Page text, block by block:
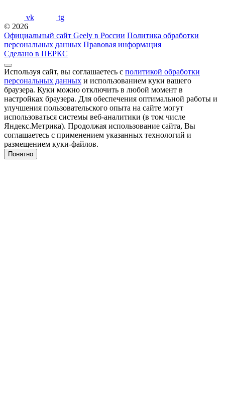
vk
tg
© 2026
Официальный сайт Geely в России Политика обработки
персональных данных Правовая информация
Сделано в ПЕРКС
Используя сайт, вы соглашаетесь с политикой обработки
персональных данных и использованием куки вашего
браузера. Куки можно отключить в любой момент в
настройках браузера. Для обеспечения оптимальной работы и
улучшения пользовательского опыта на сайте могут
использоваться системы веб-аналитики (в том числе
Яндекс.Метрика). Продолжая использование сайта, Вы
соглашаетесь с применением указанных технологий и
размещением куки-файлов.
Понятно